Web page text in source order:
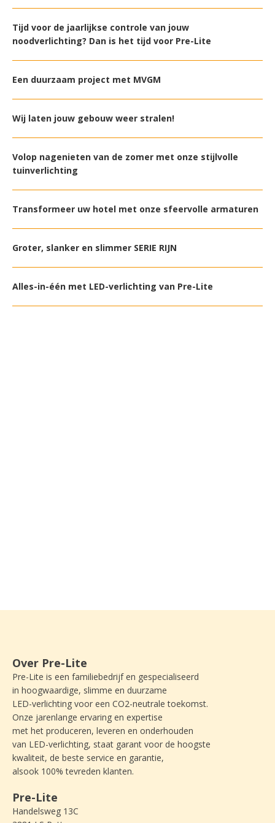
Tijd voor de jaarlijkse controle van jouw
noodverlichting? Dan is het tijd voor Pre-Lite
Een duurzaam project met MVGM
Wij laten jouw gebouw weer stralen!
Volop nagenieten van de zomer met onze stijlvolle
tuinverlichting
Transformeer uw hotel met onze sfeervolle armaturen
Groter, slanker en slimmer SERIE RIJN
Alles-in-één met LED-verlichting van Pre-Lite
Over Pre-Lite
Pre-Lite is een familiebedrijf en gespecialiseerd
in hoogwaardige, slimme en duurzame
LED-verlichting voor een CO2-neutrale toekomst.
Onze jarenlange ervaring en expertise
met het produceren, leveren en onderhouden
van LED-verlichting, staat garant voor de hoogste
kwaliteit, de beste service en garantie,
alsook 100% tevreden klanten.
Pre-Lite
Handelsweg 13C